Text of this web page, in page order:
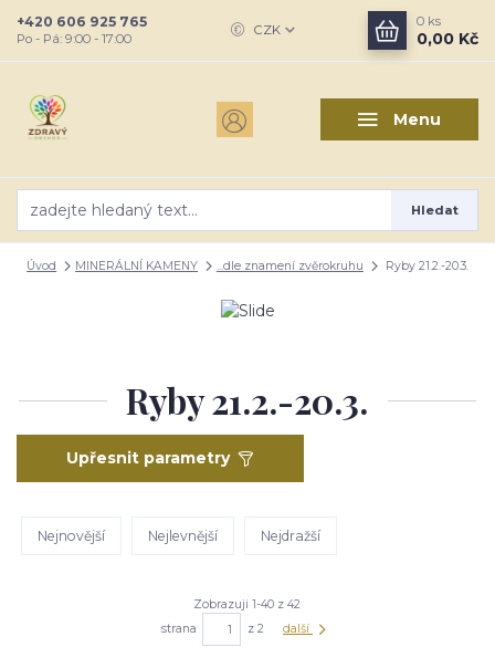
Menu
CZK
Hledat
+420 606 925 765
Po - Pá: 9:00 - 17:00
0 ks
0,00 Kč
Úvod MINERÁLNÍ KAMENY ...dle znamení zvěrokruhu Ryby 21.2.-20.3.
Ryby 21.2.-20.3.
Upřesnit parametry
Nejnovější Nejlevnější Nejdražší
Zobrazuji 1-40 z 42
strana
z 2 další